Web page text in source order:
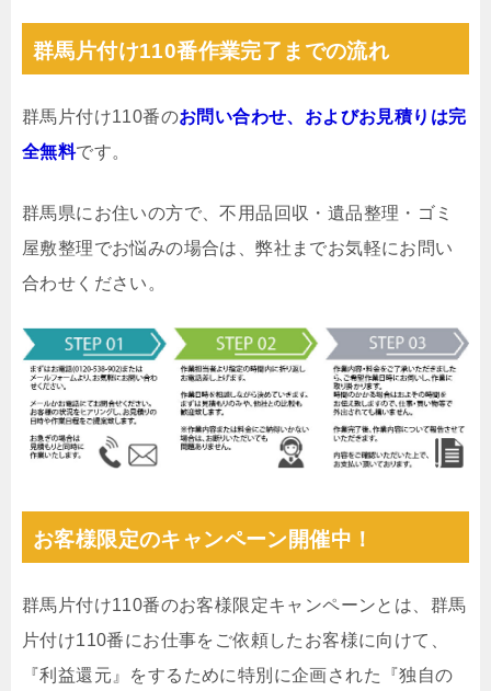
群馬片付け110番作業完了までの流れ
群馬片付け110番のお問い合わせ、およびお見積りは完
全無料です。
群馬県にお住いの方で、不用品回収・遺品整理・ゴミ
屋敷整理でお悩みの場合は、弊社までお気軽にお問い
合わせください。
お客様限定のキャンペーン開催中！
群馬片付け110番のお客様限定キャンペーンとは、群馬
片付け110番にお仕事をご依頼したお客様に向けて、
『利益還元』をするために特別に企画された『独自の